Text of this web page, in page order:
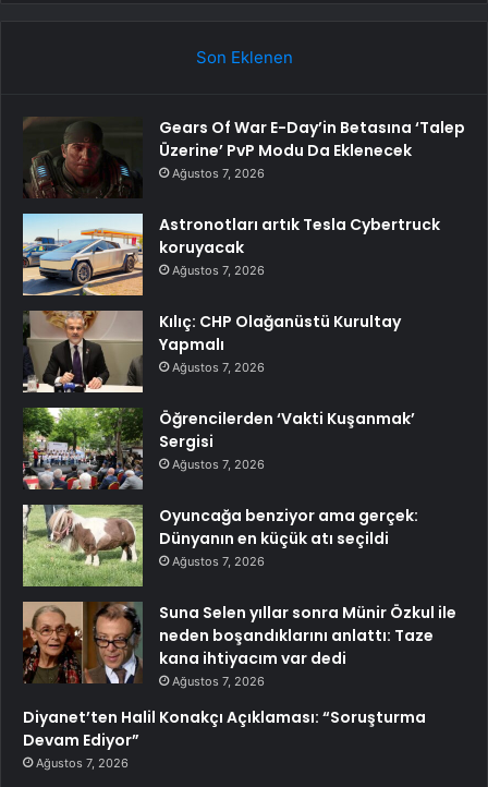
Son Eklenen
Gears Of War E-Day’in Betasına ‘Talep
Üzerine’ PvP Modu Da Eklenecek
Ağustos 7, 2026
Astronotları artık Tesla Cybertruck
koruyacak
Ağustos 7, 2026
Kılıç: CHP Olağanüstü Kurultay
Yapmalı
Ağustos 7, 2026
Öğrencilerden ‘Vakti Kuşanmak’
Sergisi
Ağustos 7, 2026
Oyuncağa benziyor ama gerçek:
Dünyanın en küçük atı seçildi
Ağustos 7, 2026
Suna Selen yıllar sonra Münir Özkul ile
neden boşandıklarını anlattı: Taze
kana ihtiyacım var dedi
Ağustos 7, 2026
Diyanet’ten Halil Konakçı Açıklaması: “Soruşturma
Devam Ediyor”
Ağustos 7, 2026